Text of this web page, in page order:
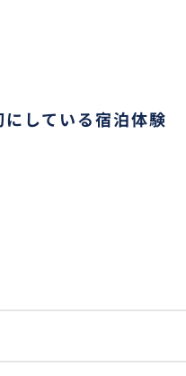
している宿泊体験